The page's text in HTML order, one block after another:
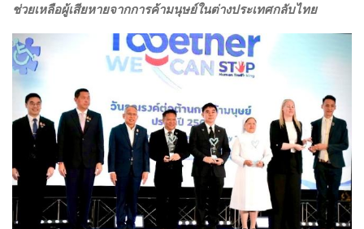
ช่วยเหลือผู้เสียหายจากการค้ามนุษย์ในต่างประเทศกลับไทย